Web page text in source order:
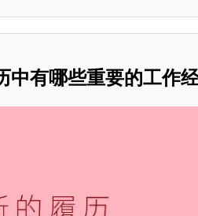
中有哪些重要的工作